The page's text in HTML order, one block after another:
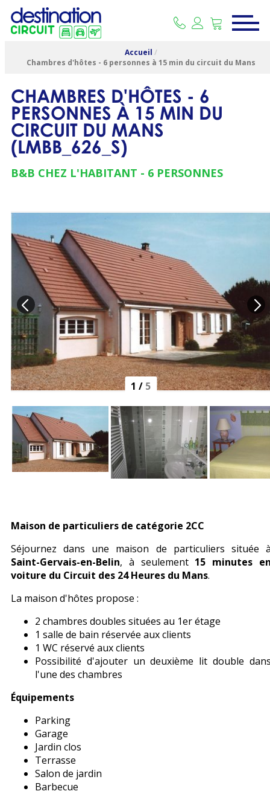
Accueil /
Chambres d'hôtes - 6 personnes à 15 min du circuit du Mans
CHAMBRES D'HÔTES - 6
PERSONNES À 15 MIN DU
CIRCUIT DU MANS
(LMBB_626_S)
B&B CHEZ L'HABITANT 6 PERSONNES
1 / 5
Maison de particuliers de catégorie 2CC
Séjournez dans une maison de particuliers située
Saint-Gervais-en-Belin, à seulement 15 minutes
voiture du Circuit des 24 Heures du Mans.
La maison d'hôtes propose :
2 chambres doubles situées au 1er étage
1 salle de bain réservée aux clients
1 WC réservé aux clients
Possibilité d'ajouter un deuxième lit double
l'une des chambres
Équipements
Parking
Garage
Jardin clos
Terrasse
Salon de jardin
Barbecue